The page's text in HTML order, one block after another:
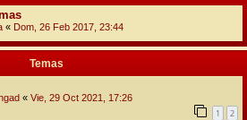
« Dom, 26 Feb 2017, 23:44
Temas
« Vie, 29 Oct 2021, 17:26
1 2